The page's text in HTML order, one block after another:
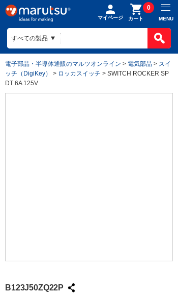
マイページ カート
0
MENU
電子部品・半導体通販のマルツオンライン > 電気部品 > スイ
ッチ（DigiKey）
> ロッカスイッチ > SWITCH ROCKER SP
DT 6A 125V
B123J50ZQ22P